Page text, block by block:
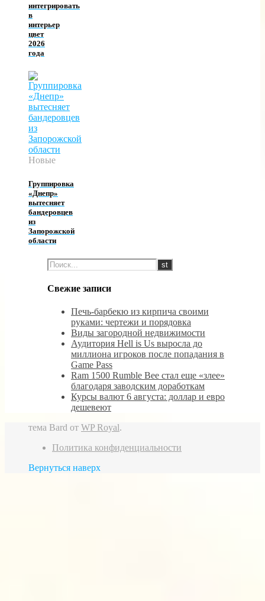
интегрировать
в
интерьер
цвет
2026
года
Новые
Группировка
«Днепр»
вытесняет
бандеровцев
из
Запорожской
области
Свежие записи
Печь-барбекю из кирпича своими
руками: чертежи и порядовка
Виды загородной недвижимости
Аудитория Hell is Us выросла до
миллиона игроков после попадания в
Game Pass
Ram 1500 Rumble Bee стал еще «злее»
благодаря заводским доработкам
Курсы валют 6 августа: доллар и евро
дешевеют
тема Bard от WP Royal.
Политика конфиденциальности
Вернуться наверх